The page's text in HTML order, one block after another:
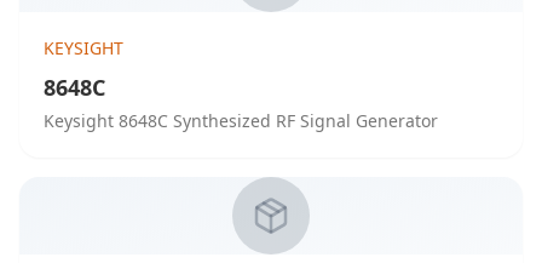
KEYSIGHT
8648C
Keysight 8648C Synthesized RF Signal Generator